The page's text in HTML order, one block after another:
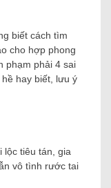
biết cách tìm
cho hợp phong
phạm phải 4 sai
hay biết, lưu ý